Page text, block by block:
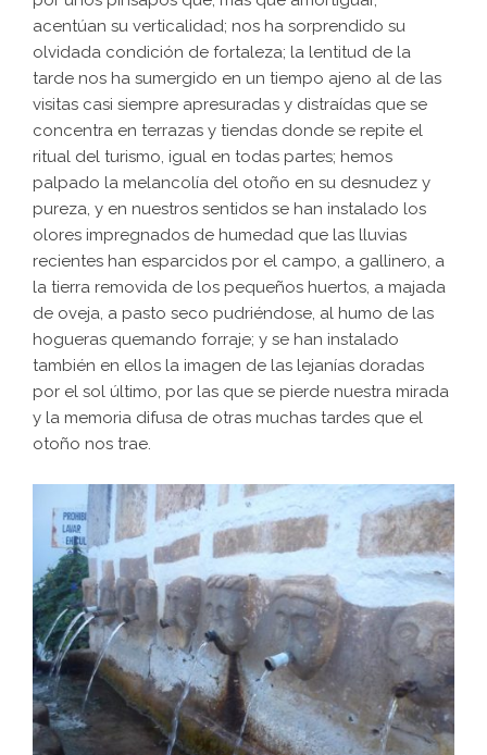
acentúan su verticalidad; nos ha sorprendido su
olvidada condición de fortaleza; la lentitud de la
tarde nos ha sumergido en un tiempo ajeno al de las
visitas casi siempre apresuradas y distraídas que se
concentra en terrazas y tiendas donde se repite el
ritual del turismo, igual en todas partes; hemos
palpado la melancolía del otoño en su desnudez y
pureza, y en nuestros sentidos se han instalado los
olores impregnados de humedad que las lluvias
recientes han esparcidos por el campo, a gallinero, a
la tierra removida de los pequeños huertos, a majada
de oveja, a pasto seco pudriéndose, al humo de las
hogueras quemando forraje; y se han instalado
también en ellos la imagen de las lejanías doradas
por el sol último, por las que se pierde nuestra mirada
y la memoria difusa de otras muchas tardes que el
otoño nos trae.